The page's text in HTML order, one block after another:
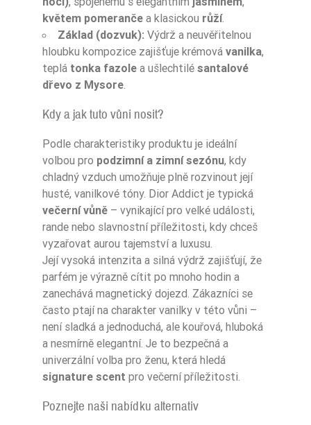
květem pomeranče a klasickou růží.
Základ (dozvuk): Výdrž a neuvěřitelnou
hloubku kompozice zajišťuje krémová vanilka,
teplá tonka fazole a ušlechtilé santalové
dřevo z Mysore
Kdy a jak tuto vůni nosit?
Podle charakteristiky produktu je ideální
volbou pro podzimní a zimní sezónu, kdy
chladný vzduch umožňuje plně rozvinout její
husté, vanilkové tóny. Dior Addict je typická
večerní vůně – vynikající pro velké události,
rande nebo slavnostní příležitosti, kdy chceš
vyzařovat aurou tajemství a luxusu.
Její vysoká intenzita a silná výdrž zajišťují, že
parfém je výrazně cítit po mnoho hodin a
zanechává magnetický dojezd. Zákazníci se
často ptají na charakter vanilky v této vůni –
není sladká a jednoduchá, ale kouřová, hluboká
a nesmírně elegantní. Je to bezpečná a
univerzální volba pro ženu, která hledá
signature scent pro večerní příležitosti.
Poznejte naši nabídku alternativ